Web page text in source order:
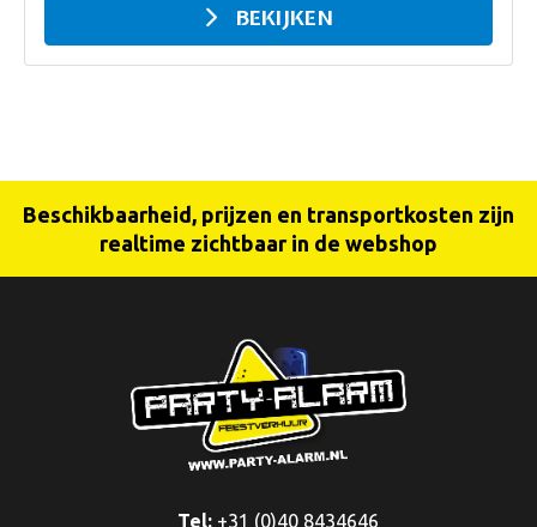
BEKIJKEN
Beschikbaarheid, prijzen en transportkosten zijn
realtime zichtbaar in de webshop
Tel:+31 (0)40 8434646